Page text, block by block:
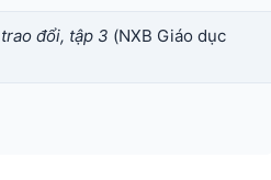
đổi, tập 3 (NXB Giáo dục